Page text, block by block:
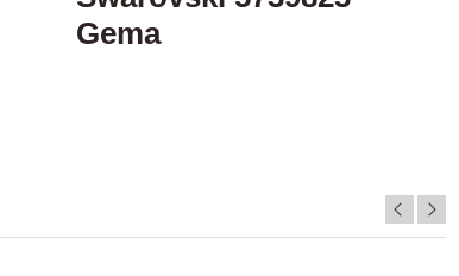
Gema